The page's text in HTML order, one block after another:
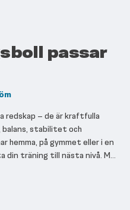
passar
redskap – de är kraftfulla
stabilitet och
på gymmet eller i en
din träning till nästa nivå. M...